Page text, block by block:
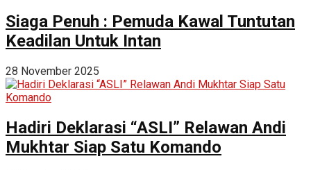
Siaga Penuh : Pemuda Kawal Tuntutan
Keadilan Untuk Intan
28 November 2025
Hadiri Deklarasi “ASLI” Relawan Andi
Mukhtar Siap Satu Komando